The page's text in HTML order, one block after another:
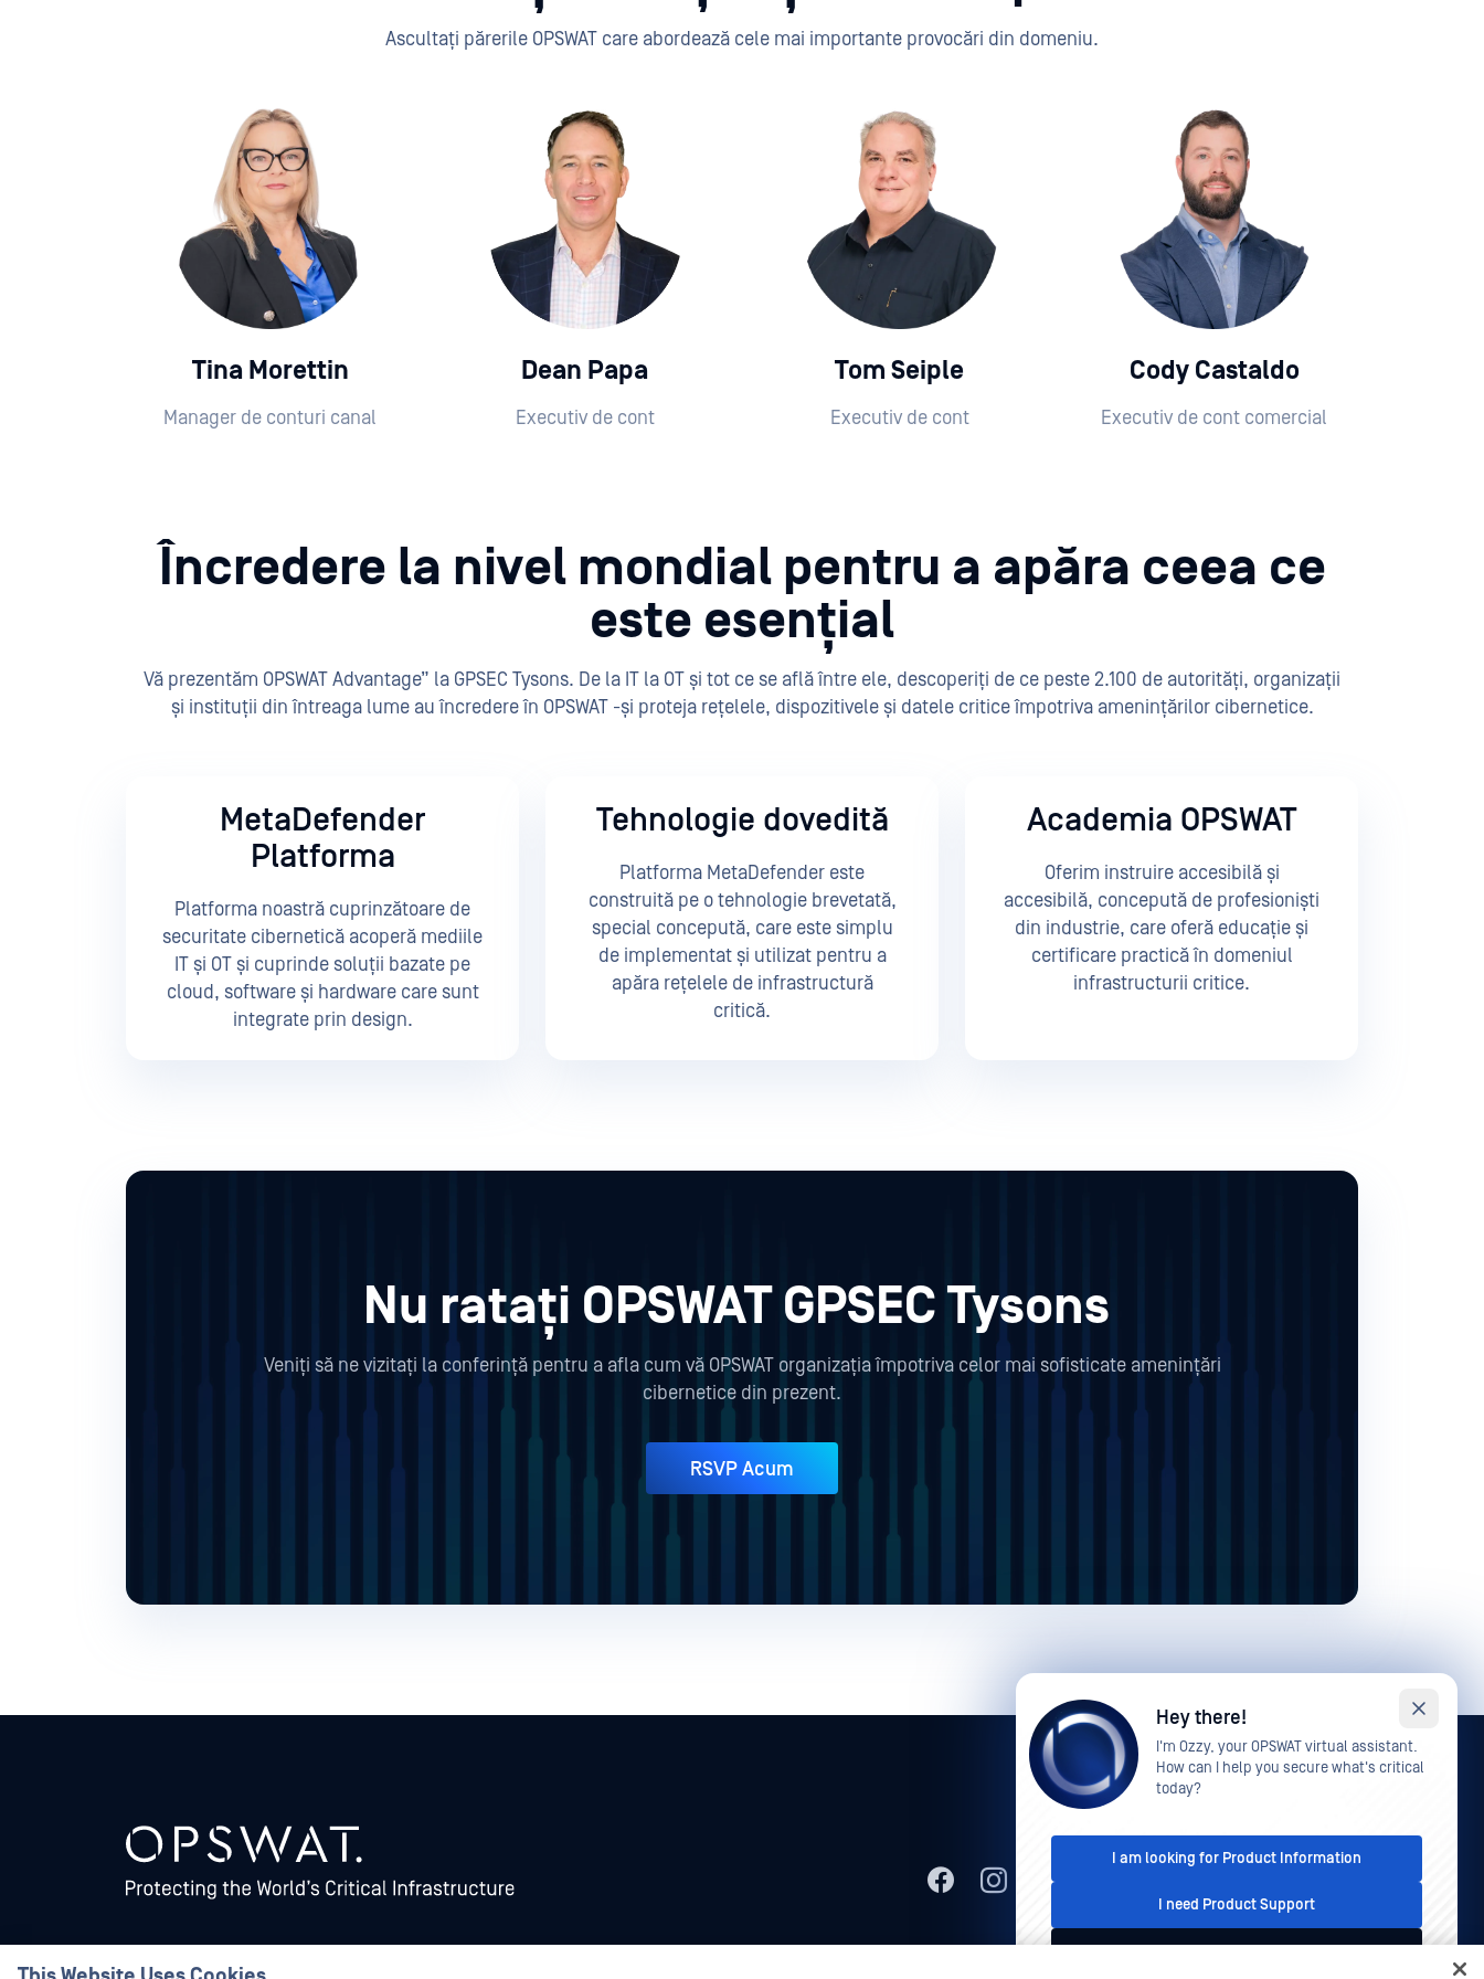
Ascultați părerile OPSWAT care abordează cele mai importante provocări din domeniu.
Tina Morettin
Manager de conturi canal
Dean Papa
Executiv de cont
Tom Seiple
Executiv de cont
Cody Castaldo
Executiv de cont comercial
Încredere la nivel mondial pentru a apăra ceea ce
este esențial
Vă prezentăm OPSWAT Advantage” la GPSEC Tysons. De la IT la OT și tot ce se află între ele, descoperiți de ce peste 2.100 de autorități, organizații
și instituții din întreaga lume au încredere în OPSWAT -și proteja rețelele, dispozitivele și datele critice împotriva amenințărilor cibernetice.
MetaDefender
Platforma
Platforma noastră cuprinzătoare de
securitate cibernetică acoperă mediile
IT și OT și cuprinde soluții bazate pe
cloud, software și hardware care sunt
integrate prin design.
Tehnologie dovedită
Platforma MetaDefender este
construită pe o tehnologie brevetată,
special concepută, care este simplu
de implementat și utilizat pentru a
apăra rețelele de infrastructură
critică.
Academia OPSWAT
Oferim instruire accesibilă și
accesibilă, concepută de profesioniști
din industrie, care oferă educație și
certificare practică în domeniul
infrastructurii critice.
Nu ratați OPSWAT GPSEC Tysons
Veniți să ne vizitați la conferință pentru a afla cum vă OPSWAT organizația împotriva celor mai sofisticate amenințări
cibernetice din prezent.
RSVP Acum
©2026 OPSWAT . Toate drepturile rezervate. OPSWAT, MetaDefender, Metascan, MetaAccess, OPSWAT , Trust no File. Trust No Device., OPSWAT ,
Hey there!
I'm Ozzy, your OPSWAT virtual assistant.
How can I help you secure what's critical
today?
I am looking for Product Information
I need Product Support